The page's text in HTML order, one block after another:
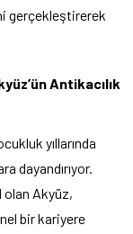
gerçekleştirerek
Antikacılık
yıllarında
dayandırıyor.
olan Akyüz,
bir kariyere